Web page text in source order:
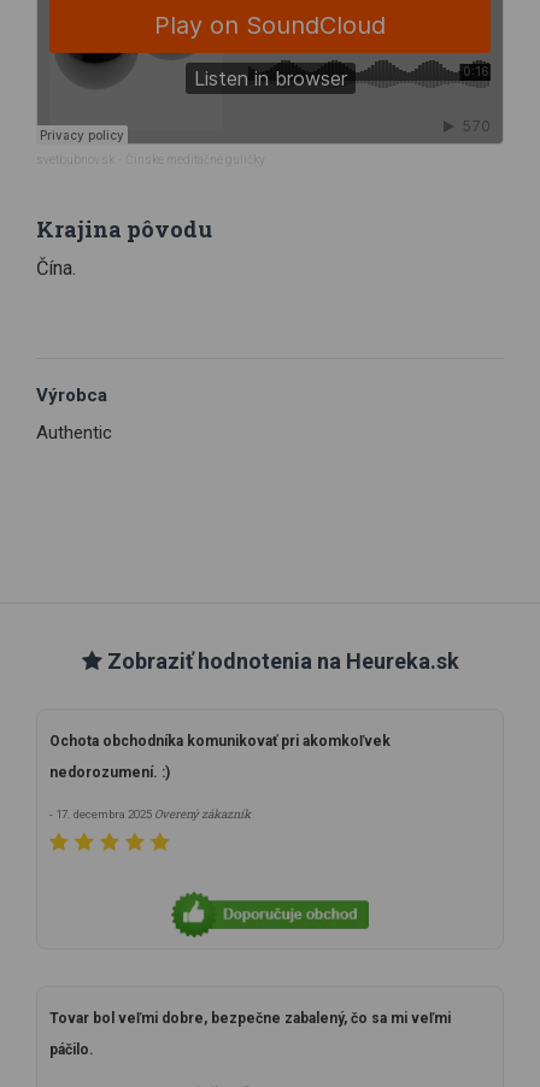
svetbubnov.sk · Činske meditačné guličky
Krajina pôvodu
Čína.
Výrobca
Authentic
Zobraziť hodnotenia na Heureka.sk
Ochota obchodníka komunikovať pri akomkoľvek
nedorozumení. :)
- 17. decembra 2025 Overený zákazník
Tovar bol veľmi dobre, bezpečne zabalený, čo sa mi veľmi
páčilo.